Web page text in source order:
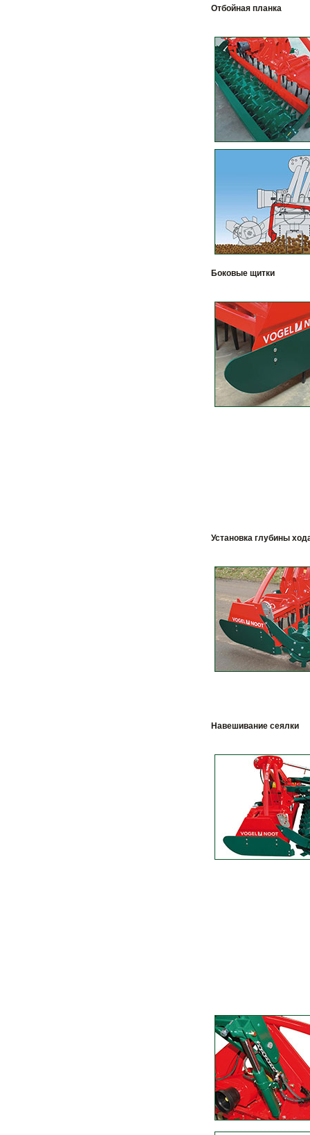
Отбойная планка
Боковые щитки
Установка глубины
Навешивание сеялки